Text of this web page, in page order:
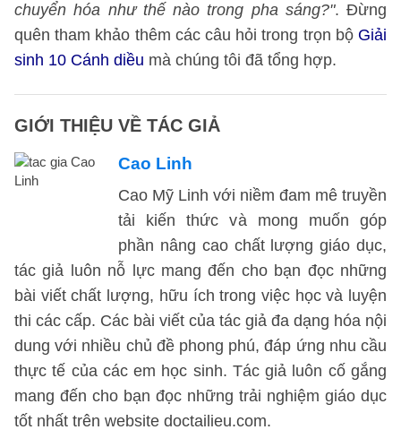
chuyển hóa như thế nào trong pha sáng?". Đừng
quên tham khảo thêm các câu hỏi trong trọn bộ Giải
sinh 10 Cánh diều mà chúng tôi đã tổng hợp.
GIỚI THIỆU VỀ TÁC GIẢ
Cao Linh
Cao Mỹ Linh với niềm đam mê truyền
tải kiến thức và mong muốn góp
phần nâng cao chất lượng giáo dục,
tác giả luôn nỗ lực mang đến cho bạn đọc những
bài viết chất lượng, hữu ích trong việc học và luyện
thi các cấp. Các bài viết của tác giả đa dạng hóa nội
dung với nhiều chủ đề phong phú, đáp ứng nhu cầu
thực tế của các em học sinh. Tác giả luôn cố gắng
mang đến cho bạn đọc những trải nghiệm giáo dục
tốt nhất trên website doctailieu.com.